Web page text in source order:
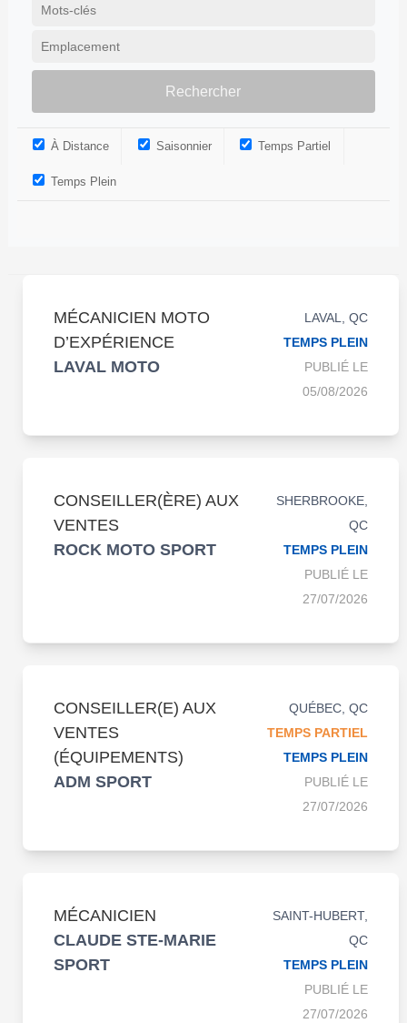
À Distance Saisonnier Temps Partiel
Temps Plein
MÉCANICIEN MOTO
D’EXPÉRIENCE
LAVAL MOTO
LAVAL, QC
TEMPS PLEIN
PUBLIÉ LE
05/08/2026
CONSEILLER(ÈRE) AUX
VENTES
ROCK MOTO SPORT
SHERBROOKE,
QC
TEMPS PLEIN
PUBLIÉ LE
27/07/2026
CONSEILLER(E) AUX
VENTES
(ÉQUIPEMENTS)
ADM SPORT
QUÉBEC, QC
TEMPS PARTIEL
TEMPS PLEIN
PUBLIÉ LE
27/07/2026
MÉCANICIEN
CLAUDE STE-MARIE
SPORT
SAINT-HUBERT,
QC
TEMPS PLEIN
PUBLIÉ LE
27/07/2026